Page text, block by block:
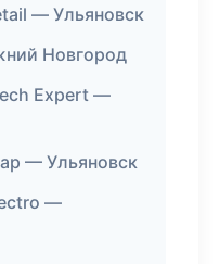
— Ульяновск
Новгород
Expert —
— Ульяновск
—